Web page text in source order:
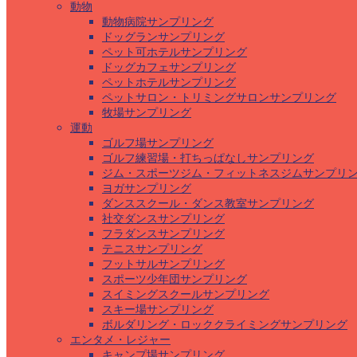
動物
動物病院サンプリング
ドッグランサンプリング
ペット可ホテルサンプリング
ドッグカフェサンプリング
ペットホテルサンプリング
ペットサロン・トリミングサロンサンプリング
牧場サンプリング
運動
ゴルフ場サンプリング
ゴルフ練習場・打ちっぱなしサンプリング
ジム・スポーツジム・フィットネスジムサンプリ
ヨガサンプリング
ダンススクール・ダンス教室サンプリング
社交ダンスサンプリング
フラダンスサンプリング
テニスサンプリング
フットサルサンプリング
スポーツ少年団サンプリング
スイミングスクールサンプリング
スキー場サンプリング
ボルダリング・ロッククライミングサンプリング
エンタメ・レジャー